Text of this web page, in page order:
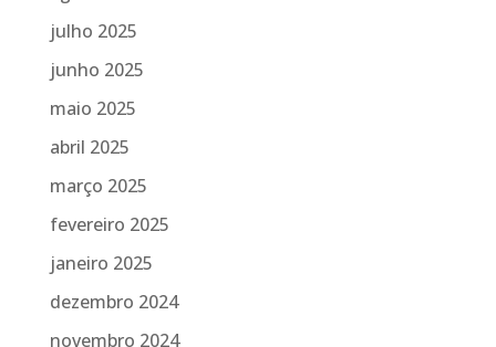
julho 2025
junho 2025
maio 2025
abril 2025
março 2025
fevereiro 2025
janeiro 2025
dezembro 2024
novembro 2024